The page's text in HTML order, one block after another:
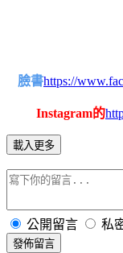
臉書https://
Instagram的
載入更多
公開留言 私
發佈留言